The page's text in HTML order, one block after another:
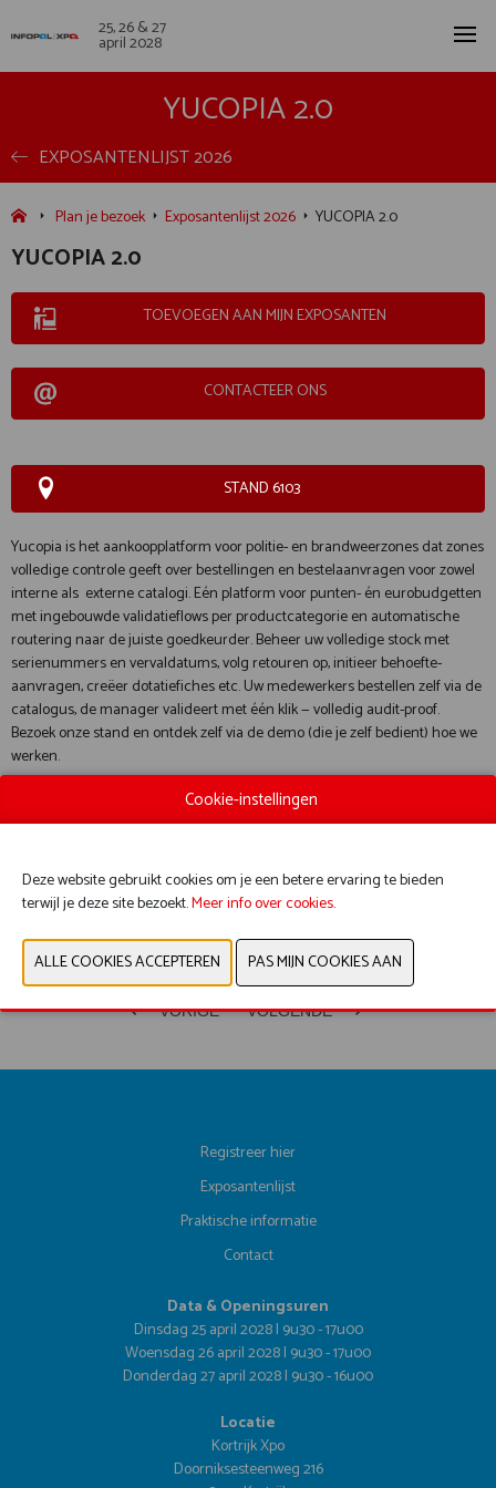
25, 26 & 27
april 2028
YUCOPIA 2.0
EXPOSANTENLIJST 2026
Plan je bezoek Exposantenlijst 2026 YUCOPIA 2.0
YUCOPIA 2.0
TOEVOEGEN AAN MIJN EXPOSANTEN
CONTACTEER ONS
STAND 6103
Yucopia is het aankoopplatform voor politie- en brandweerzones dat zones
volledige controle geeft over bestellingen en bestelaanvragen voor zowel
interne als externe catalogi. Eén platform voor punten- én eurobudgetten
met ingebouwde validatieflows per productcategorie en automatische
routering naar de juiste goedkeurder. Beheer uw volledige stock met
serienummers en vervaldatums, volg retouren op, initieer behoefte-
aanvragen, creëer dotatiefiches etc. Uw medewerkers bestellen zelf via de
catalogus, de manager valideert met één klik — volledig audit-proof.
Bezoek onze stand en ontdek zelf via de demo (die je zelf bedient) hoe we
werken.
PRODUCTGROEP
VORIGE VOLGENDE
Registreer hier
Exposantenlijst
Praktische informatie
Contact
Data & Openingsuren
Dinsdag 25 april 2028 | 9u30 - 17u00
Woensdag 26 april 2028 | 9u30 - 17u00
Donderdag 27 april 2028 | 9u30 - 16u00
Locatie
Kortrijk Xpo
Doorniksesteenweg 216
Cookie-instellingen
Deze website gebruikt cookies om je een betere ervaring te bieden
terwijl je deze site bezoekt.Meer info over cookies.